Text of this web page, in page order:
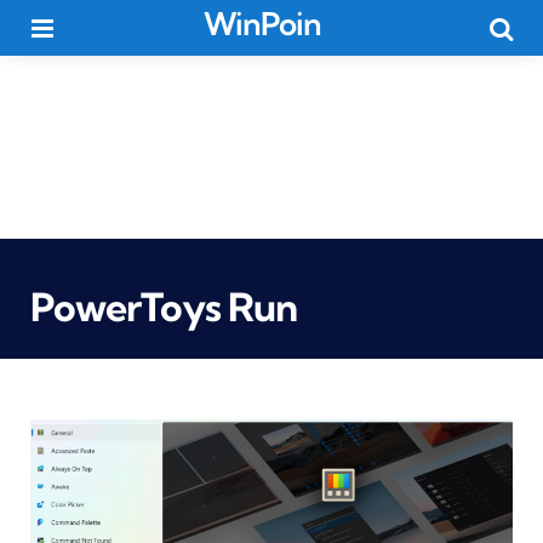
WinPoin
PowerToys Run